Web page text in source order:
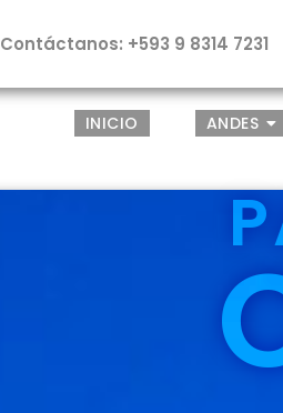
Contáctanos: +593 9 8314 7231
INICIO ANDES